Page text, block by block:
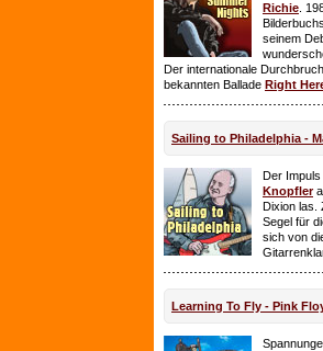
Richie .
seinem
Der internationale
bekannten Ballade Right
Sailing to Philadelphia -
Der
Knopfler
Dixion las.
Segel für
sich von
Learning To Fly - Pink